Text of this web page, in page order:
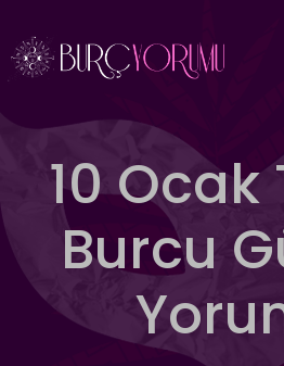
atla
10 Ocak
Burcu